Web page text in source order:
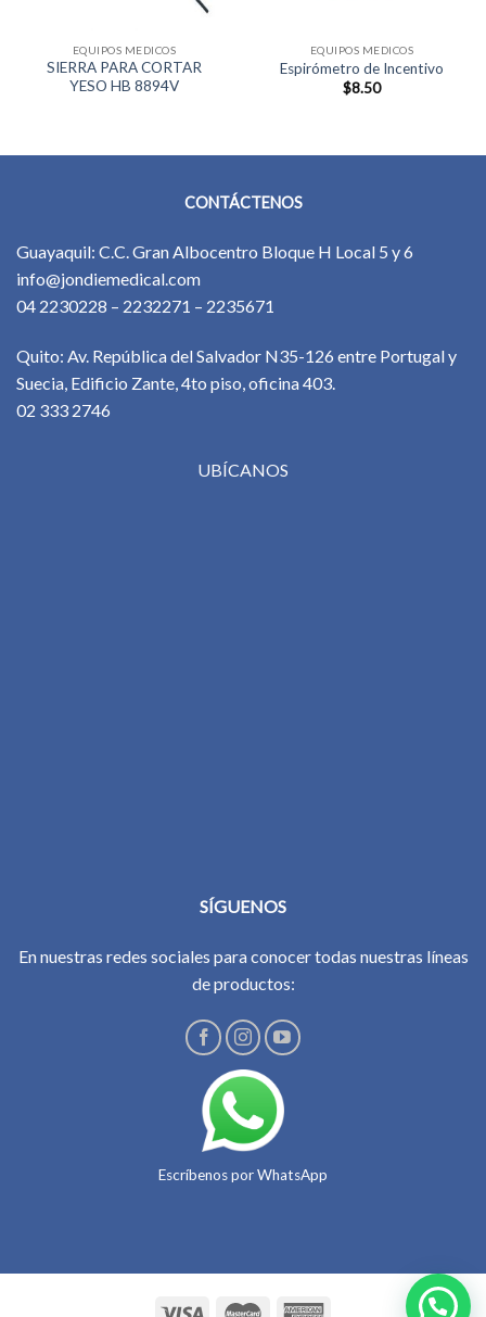
EQUIPOS MEDICOS
SIERRA PARA CORTAR
YESO HB 8894V
EQUIPOS MEDICOS
Espirómetro de Incentivo
$8.50
CONTÁCTENOS
Guayaquil: C.C. Gran Albocentro Bloque H Local 5 y 6
info@jondiemedical.com
04 2230228 – 2232271 – 2235671
Quito: Av. República del Salvador N35-126 entre Portugal y
Suecia, Edificio Zante, 4to piso, oficina 403.
02 333 2746
UBÍCANOS
SÍGUENOS
En nuestras redes sociales para conocer todas nuestras líneas
de productos:
Escríbenos por WhatsApp